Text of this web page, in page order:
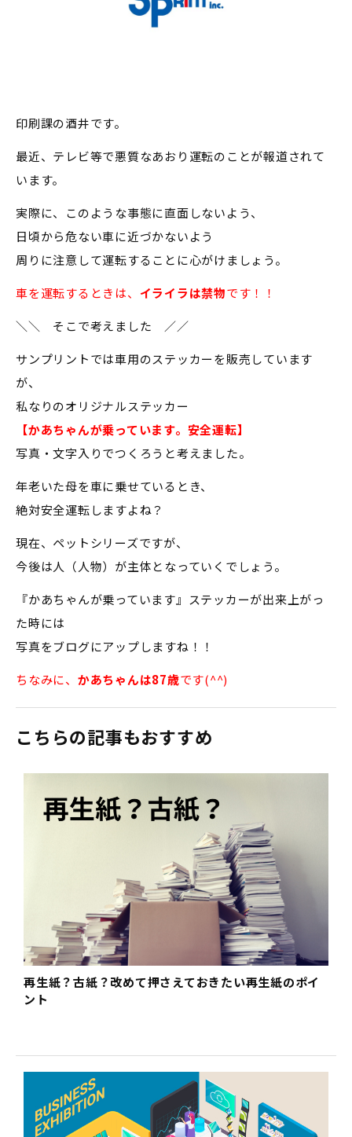
印刷課の酒井です。
最近、テレビ等で悪質なあおり運転のことが報道されて
います。
実際に、このような事態に直面しないよう、
日頃から危ない車に近づかないよう
周りに注意して運転することに心がけましょう。
車を運転するときは、 イライラは禁物です！！
＼＼ そこで考えました ／／
サンプリントでは車用のステッカーを販売しています
が、
私なりのオリジナルステッカー
【かあちゃんが乗っています。安全運転】
写真・文字入りでつくろうと考えました。
年老いた母を車に乗せているとき、
絶対安全運転しますよね？
現在、ペットシリーズですが、
今後は人（人物）が主体となっていくでしょう。
『かあちゃんが乗っています』ステッカーが出来上がっ
た時には
写真をブログにアップしますね！！
ちなみに、 かあちゃんは87歳です(^^)
こちらの記事もおすすめ
再生紙？古紙？改めて押さえておきたい再生紙のポイ
ント